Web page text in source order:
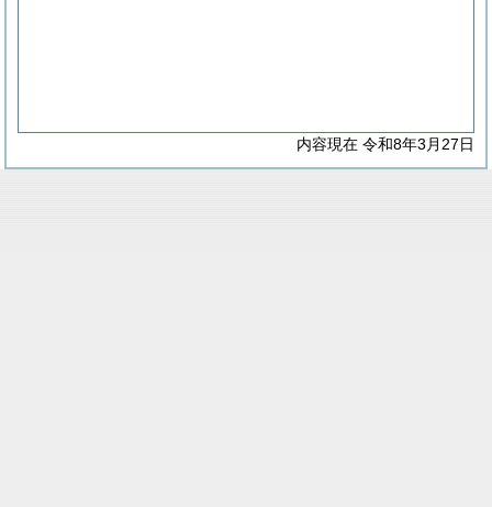
内容現在 令和8年3月27日